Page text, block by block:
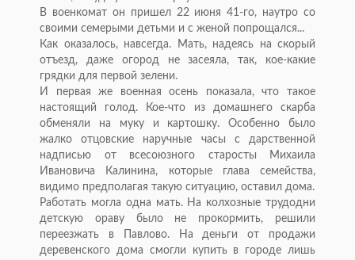
В военкомат он пришел 22 июня 41-го, наутро со
своими семерыми детьми и с женой попрощался...
Как оказалось, навсегда. Мать, надеясь на скорый
отъезд, даже огород не засеяла, так, кое-какие
грядки для первой зелени.
И первая же военная осень показала, что такое
настоящий голод. Кое-что из домашнего скарба
обменяли на муку и картошку. Особенно было
жалко отцовские наручные часы с дарственной
надписью от всесоюзного старосты Михаила
Ивановича Калинина, которые глава семейства,
видимо предполагая такую ситуацию, оставил дома.
Работать могла одна мать. На колхозные трудодни
детскую ораву было не прокормить, решили
переезжать в Павлово. На деньги от продажи
деревенского дома смогли купить в городе лишь